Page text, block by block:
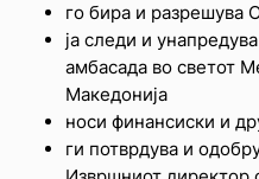
го бира и разрешува
ја следи и
амбасада во светот
Македонија
носи финансиски и
ги потврдува и